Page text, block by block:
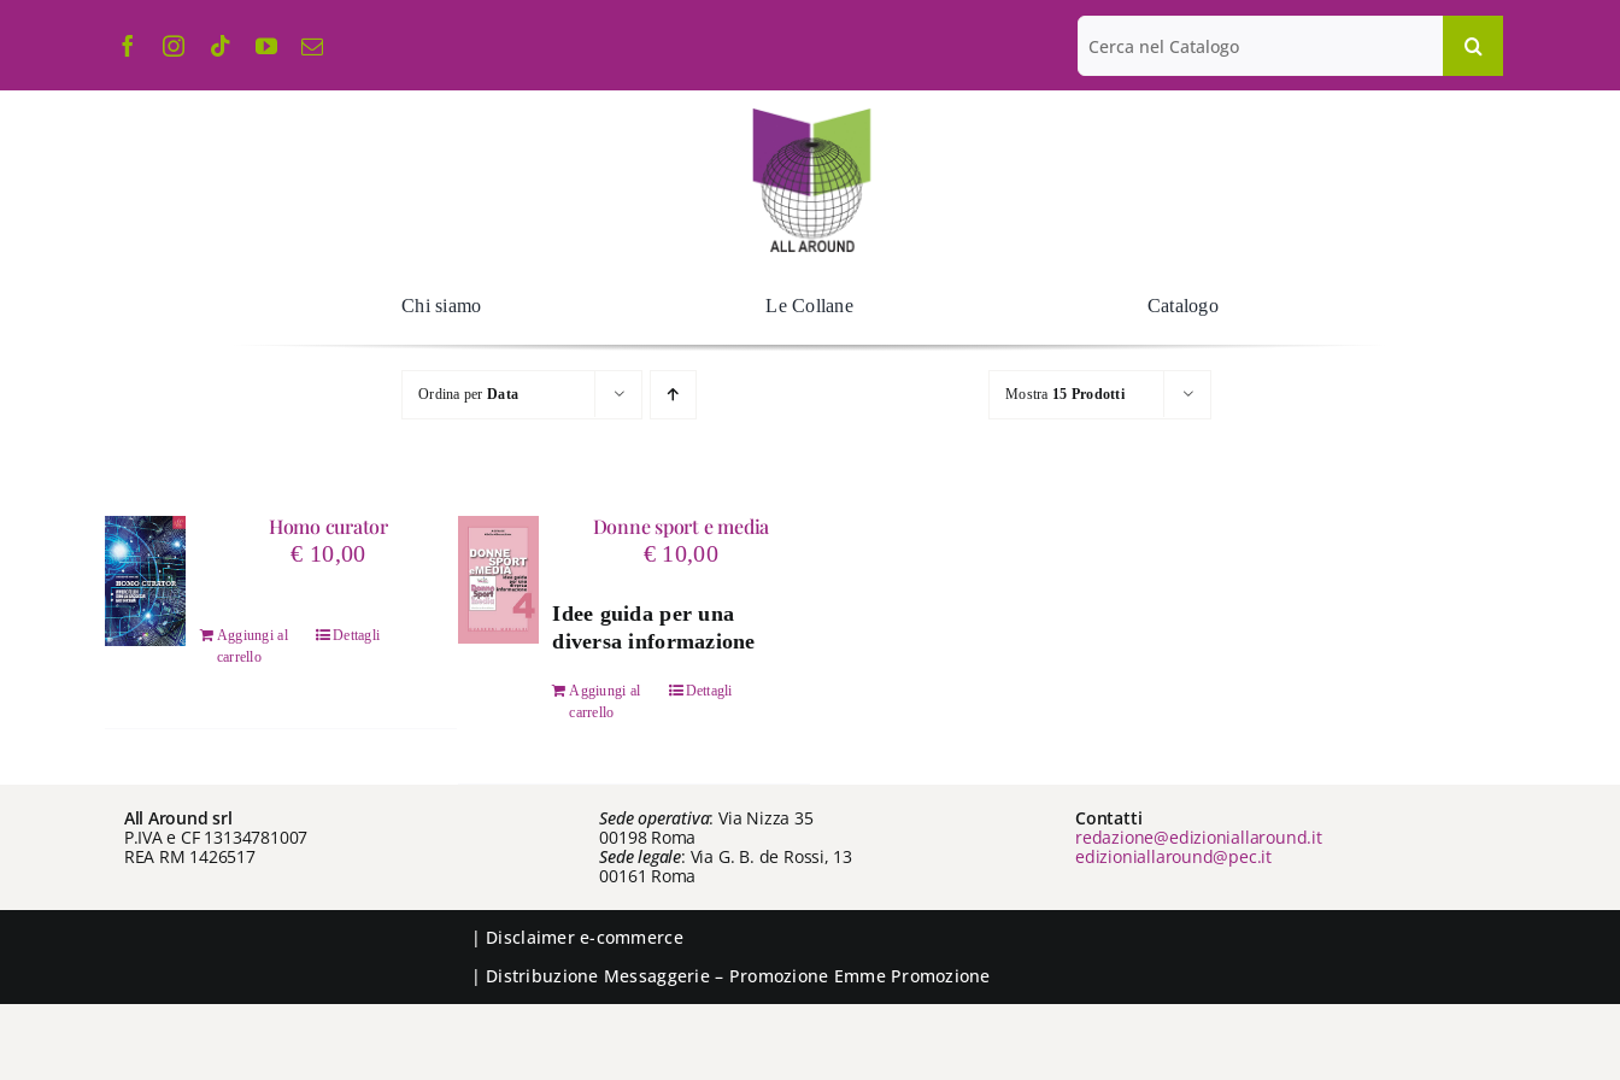
Cerca
per:
Chi siamo Le Collane Catalogo
Ordina per Data Mostra 15 Prodotti
Homo curator
€ 10,00
Aggiungi al
carrello
Dettagli
Donne sport e media
€ 10,00
Idee guida per una
diversa informazione
Aggiungi al
carrello
Dettagli
All Around srl
P.IVA e CF 13134781007
REA RM 1426517
Sede operativa: Via Nizza 35
00198 Roma
Sede legale: Via G. B. de Rossi, 13
00161 Roma
Contatti
redazione@edizioniallaround.it
edizioniallaround@pec.it
| Disclaimer e-commerce
| Distribuzione Messaggerie– Promozione Emme Promozione